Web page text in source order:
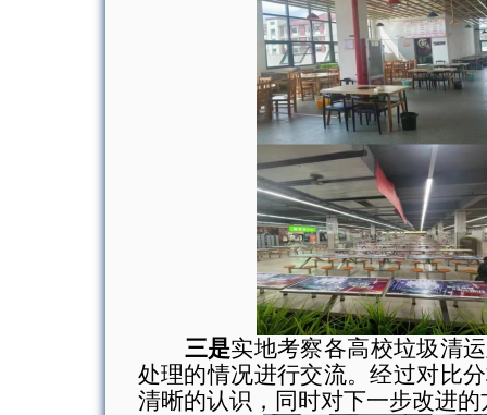
三是实地考察各高校垃圾清
处理的情况进行交流。经过对比
清晰的认识，同时对下一步改进